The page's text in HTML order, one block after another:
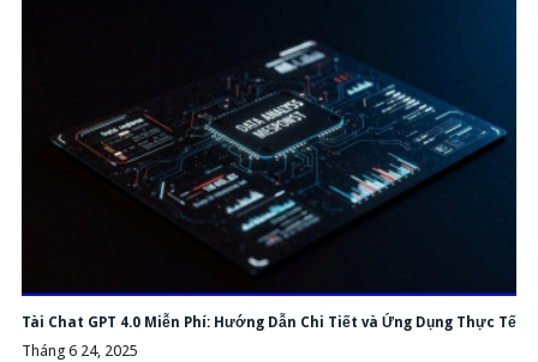
Tài Chat GPT 4.0 Miễn Phí: Hướng Dẫn Chi Tiết và Ứng Dụng Thực Tế
Tháng 6 24, 2025